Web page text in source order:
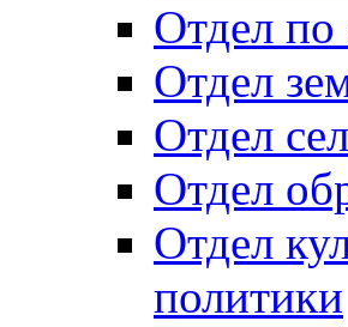
Отдел по
Отдел
Отдел
Отдел
Отдел
политики